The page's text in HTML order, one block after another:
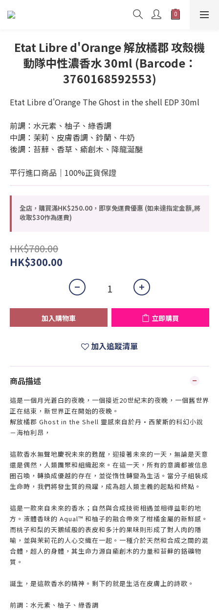
Etat Libre d'Orange 解放橘郡 攻殼機
動隊中性濃香水 30ml (Barcode：
3760168592553)
Etat Libre d'Orange The Ghost in the shell EDP 30ml
前調：水元素、柚子、綠香調
中調：茉莉、皮膚香調、鈴蘭、牛奶
後調：苔蘚、香草、瘉創木、降龍涎醚
平行進口商品｜100%正貨保證
全店，購買滿HK$250.00，即享免運費優惠 (如未達指定金額,將
收取$30作為運費)
HK$780.00
HK$300.00
加入購物車 立即購買
加入追蹤清單
商品描述
這是一個月光蒼白的夜晚，一個接近20世紀末的夜晚，一個舊世界
正在結束，新世界正在開始的夜晚。
解放橘郡 Ghost in the Shell 靈感來自於丹·西蒙斯的科幻小說
－海柏利昂，
這款香水無聲地慶祝未來的甦醒，迎接著未來的一天，無論是天意
還是偶然，人類團聚和組織起來。在這一天，所有的意識都被信息
圈召喚，轉換成優越的存在，並從惰性轉變為生活。當分子組裝成
生命時，我們將發生質的飛躍，成為超人類主義的起點和終點。
這是一款來自未來的香水；自然與合成技術相遇並相得益彰的地
方。液體香味的 Aqual™ 和柚子的融合帶來了柑橘金屬的新鮮感。
而桃子和梨的天鵝絨般的表皮和多汁的果味則形成了對人肉的隱
喻，並與茉莉花的人心交織在一起。一種介於天然和合成之間的混
合體，超人的身體，其生命力源自瘉創木的力量和苔蘚的鉻礦物
質。
誕生，是這款香水的精神。剩下的就是生活在皮膚上的詩歌。
前調：水元素、柚子、綠香調